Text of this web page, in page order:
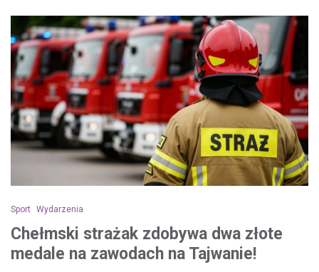
Sport Wydarzenia
Chełmski strażak zdobywa dwa złote
medale na zawodach na Tajwanie!